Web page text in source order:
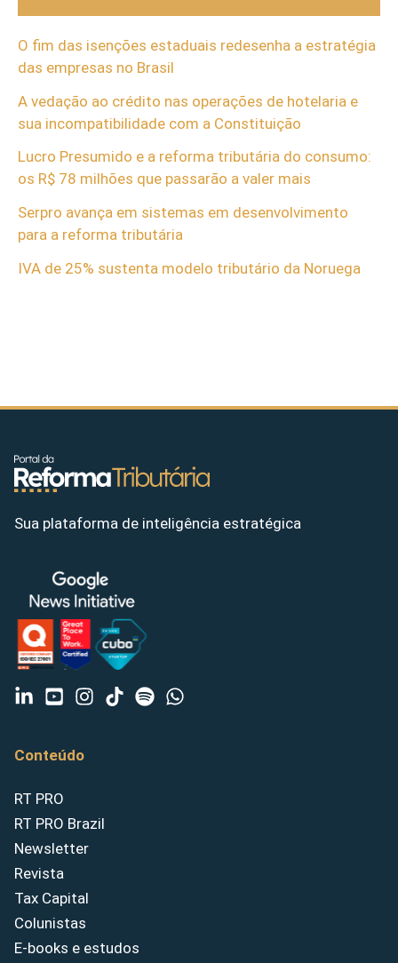
O fim das isenções estaduais redesenha a estratégia
das empresas no Brasil
A vedação ao crédito nas operações de hotelaria e
sua incompatibilidade com a Constituição
Lucro Presumido e a reforma tributária do consumo:
os R$ 78 milhões que passarão a valer mais
Serpro avança em sistemas em desenvolvimento
para a reforma tributária
IVA de 25% sustenta modelo tributário da Noruega
Sua plataforma de inteligência estratégica
Conteúdo
RT PRO
RT PRO Brazil
Newsletter
Revista
Tax Capital
Colunistas
E-books e estudos